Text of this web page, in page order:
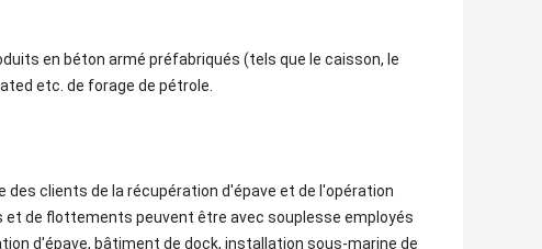
en béton armé préfabriqués (tels que le caisson, le
etc. de forage de pétrole.
clients de la récupération d'épave et de l'opération
de flottements peuvent être avec souplesse employés
d'épave, bâtiment de dock, installation sous-marine de